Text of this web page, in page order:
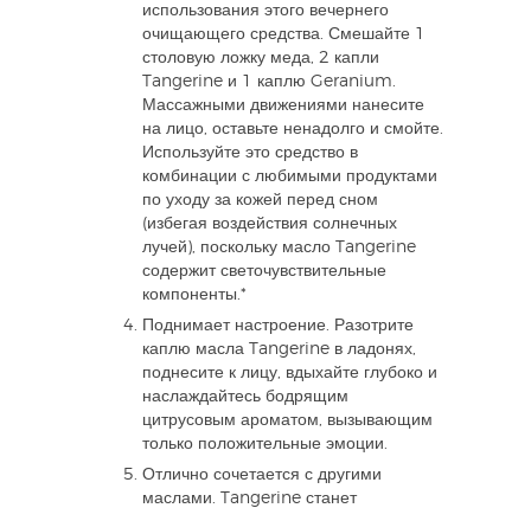
использования этого вечернего
очищающего средства. Смешайте 1
столовую ложку меда, 2 капли
Tangerine и 1 каплю Geranium.
Массажными движениями нанесите
на лицо, оставьте ненадолго и смойте.
Используйте это средство в
комбинации с любимыми продуктами
по уходу за кожей перед сном
(избегая воздействия солнечных
лучей), поскольку масло Tangerine
содержит светочувствительные
компоненты.*
Поднимает настроение. Разотрите
каплю масла Tangerine в ладонях,
поднесите к лицу, вдыхайте глубоко и
наслаждайтесь бодрящим
цитрусовым ароматом, вызывающим
только положительные эмоции.
Отлично сочетается с другими
маслами. Tangerine станет